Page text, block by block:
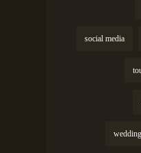
social media